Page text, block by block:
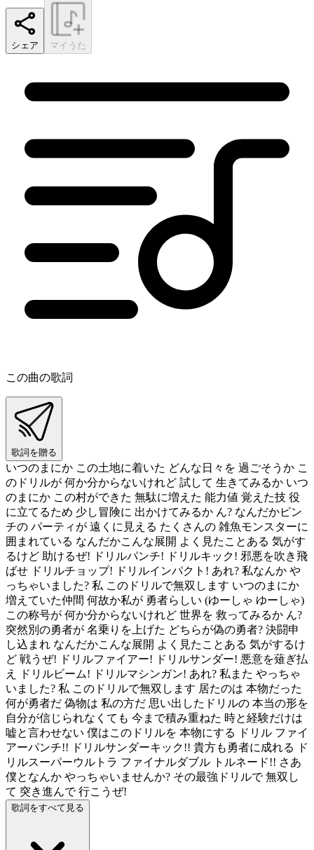
シェア マイうた
この曲の歌詞
歌詞を贈る
いつのまにか この土地に着いた どんな日々を 過ごそうか こ
のドリルが 何か分からないけれど 試して 生きてみるか いつ
のまにか この村ができた 無駄に増えた 能力値 覚えた技 役
に立てるため 少し冒険に 出かけてみるか ん? なんだかピン
チの パーティが 遠くに見える たくさんの 雑魚モンスターに
囲まれている なんだかこんな展開 よく見たことある 気がす
るけど 助けるぜ! ドリルパンチ! ドリルキック! 邪悪を吹き飛
ばせ ドリルチョップ! ドリルインパクト! あれ? 私なんか や
っちゃいました? 私 このドリルで無双します いつのまにか
増えていた仲間 何故か私が 勇者らしい (ゆーしゃ ゆーしゃ)
この称号が 何か分からないけれど 世界を 救ってみるか ん?
突然別の勇者が 名乗りを上げた どちらが偽の勇者? 決闘申
し込まれ なんだかこんな展開 よく見たことある 気がするけ
ど 戦うぜ! ドリルファイアー! ドリルサンダー! 悪意を薙ぎ払
え ドリルビーム! ドリルマシンガン! あれ? 私また やっちゃ
いました? 私 このドリルで無双します 居たのは 本物だった
何が勇者だ 偽物は 私の方だ 思い出したドリルの 本当の形を
自分が信じられなくても 今まで積み重ねた 時と経験だけは
嘘と言わせない 僕はこのドリルを 本物にする ドリル ファイ
アーパンチ!! ドリルサンダーキック!! 貴方も勇者に成れる ド
リルスーパーウルトラ ファイナルダブル トルネード!! さあ
僕となんか やっちゃいませんか? その最強ドリルで 無双し
て 突き進んで 行こうぜ!
歌詞をすべて見る